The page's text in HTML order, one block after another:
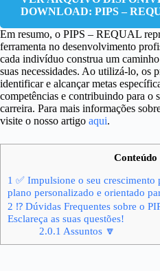
DOWNLOAD: PIPS –
Em resumo, o PIPS – REQUAL
ferramenta no desenvolvimento
cada indivíduo construa um
suas necessidades. Ao utilizá-lo, os
identificar e alcançar metas
competências e contribuindo para o
carreira. Para mais informações
visite o nosso artigo aqui.
Conteúdo
1 ✅ Impulsione o seu
plano personalizado e orientado
2 ⁉ Dúvidas Frequentes sobre o
Esclareça as suas questões!
2.0.1 Assuntos 🔽